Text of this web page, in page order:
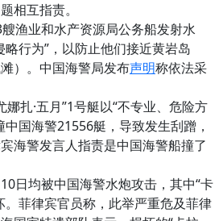
相互指责。
渔业和水产资源局公务船发射水
行为”，以防止他们接近黄岩岛
）。中国海警局发布声明称依法采
娜扎·五月”1号艇以“不专业、危险方
国海警21556艇，导致发生刮蹭，
海警发言人指责是中国海警船撞了
日均被中国海警水炮攻击，其中“卡
。菲律宾官员称，此举严重危及菲律